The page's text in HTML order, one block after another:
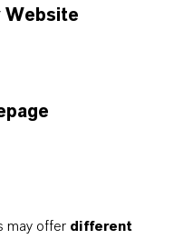
Website
may offer different